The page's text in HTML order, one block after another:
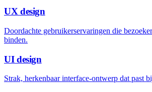
UX design
Doordachte gebruikerservaringen die
binden.
UI design
Strak, herkenbaar interface-ontwerp dat past